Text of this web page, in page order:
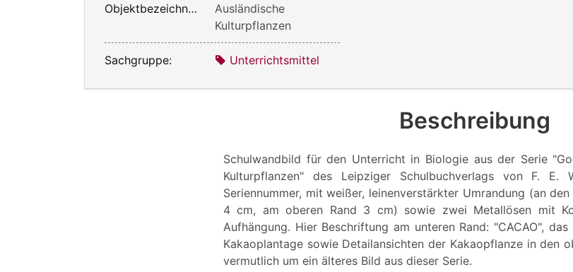
Objektbezeichnung:
Ausländische
Kulturpflanzen
Sachgruppe: Unterrichtsmittel
Beschreibung
Schulwandbild für den Unterricht in Biologie aus der Serie
Kulturpflanzen" des Leipziger Schulbuchverlags von F. E.
Seriennummer, mit weißer, leinenverstärkter Umrandung (an
4 cm, am oberen Rand 3 cm) sowie zwei Metallösen mit
Aufhängung. Hier Beschriftung am unteren Rand: "CACAO",
Kakaoplantage sowie Detailansichten der Kakaopflanze in den
vermutlich um ein älteres Bild aus dieser Serie.